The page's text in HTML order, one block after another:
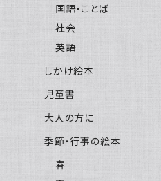
国語・ことば
社会
英語
しかけ絵本
児童書
大人の方に
季節・行事の絵本
春